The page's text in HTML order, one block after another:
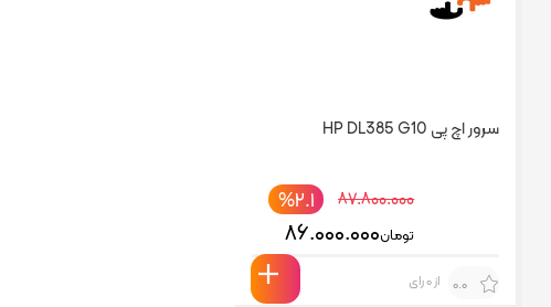
سرور اچ پی HP DL385 G10
۸۷.۸۰۰.۰۰۰
تومان۸۶.۰۰۰.۰۰۰
%۲.۱
0.0 از 0 رای